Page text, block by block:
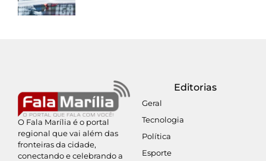
O Fala Marília é o portal
regional que vai além das
fronteiras da cidade,
conectando e celebrando a
Editorias
Geral
Tecnologia
Política
Esporte